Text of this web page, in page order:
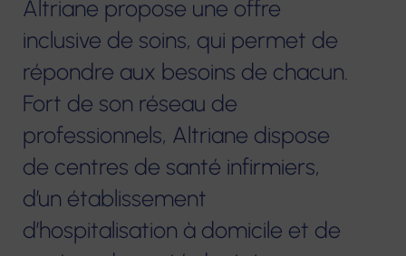
Centres de
santé
infirmiers
Hospitalisation
à domicile
Centres de
Centres
optiques
Écouter
Voir
Centres
Services de soins
infirmiers à
domicile
Services à domicile
éop la
Crèche
Résidences
âgées
temporaires
Notre construction et nos projets
Nous contacter
Altriane propose une offre
inclusive de soins, qui permet de
répondre aux besoins de chacun.
Fort de son réseau de
professionnels, Altriane dispose
de centres de santé infirmiers,
d’un établissement
d’hospitalisation à domicile et de